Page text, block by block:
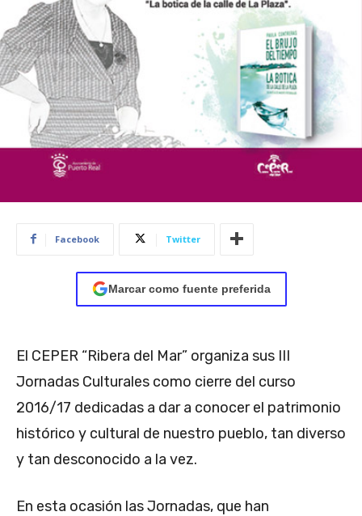
Facebook Twitter
Marcar como fuente preferida
El CEPER “Ribera del Mar” organiza sus III
Jornadas Culturales como cierre del curso
2016/17 dedicadas a dar a conocer el patrimonio
histórico y cultural de nuestro pueblo, tan diverso
y tan desconocido a la vez.
En esta ocasión las Jornadas, que han